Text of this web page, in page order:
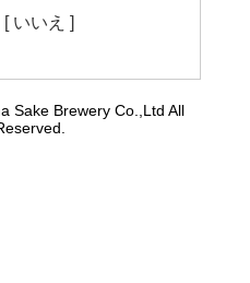
[ いいえ ]
Sake Brewery Co.,Ltd All